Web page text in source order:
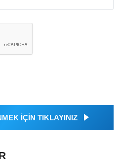
İÇİN TIKLAYINIZ